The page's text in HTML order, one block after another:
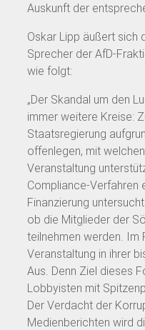
Auskunft der
Oskar Lipp äußert sich
Sprecher der AfD-
wie folgt:
„Der Skandal um den
immer weitere Kreise:
Staatsregierung
offenlegen, mit
Veranstaltung
Compliance-Verfahren
Finanzierung
ob die Mitglieder der
teilnehmen werden. Im
Veranstaltung in ihrer
Aus. Denn Ziel dieses
Lobbyisten mit
Der Verdacht der
Medienberichten wird